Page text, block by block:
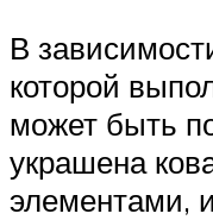
В
которой
может быть
украшена
элементами,